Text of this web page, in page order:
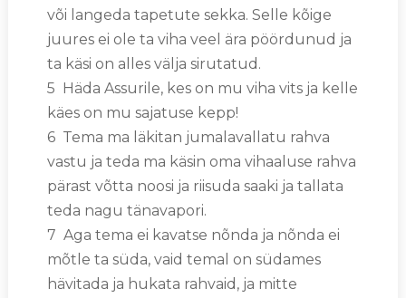
või langeda tapetute sekka. Selle kõige
juures ei ole ta viha veel ära pöördunud ja
ta käsi on alles välja sirutatud.
5 Häda Assurile, kes on mu viha vits ja kelle
käes on mu sajatuse kepp!
6 Tema ma läkitan jumalavallatu rahva
vastu ja teda ma käsin oma vihaaluse rahva
pärast võtta noosi ja riisuda saaki ja tallata
teda nagu tänavapori.
7 Aga tema ei kavatse nõnda ja nõnda ei
mõtle ta süda, vaid temal on südames
hävitada ja hukata rahvaid, ja mitte